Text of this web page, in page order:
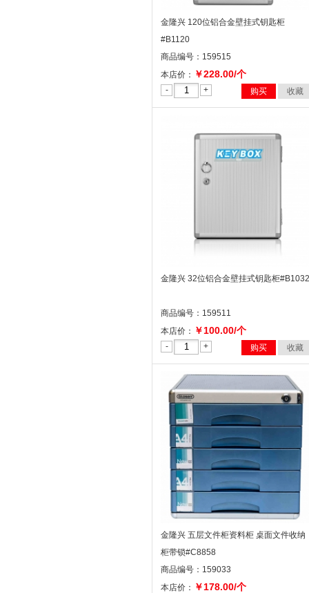
金隆兴 120位铝合金壁挂式钥匙柜
#B1120
商品编号：159515
本店价： ￥228.00/个
- + 购买 收藏
金隆兴 32位铝合金壁挂式钥匙柜#B1032
商品编号：159511
本店价： ￥100.00/个
- + 购买 收藏
金隆兴 五层文件柜资料柜 桌面文件收纳
柜带锁#C8858
商品编号：159033
本店价： ￥178.00/个